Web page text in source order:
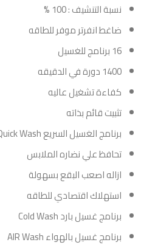
نسبة التنشيف : 100 %
ضاغط انفرتر موفر للطاقه
16 برنامج للغسيل
1400 دورة في الدقيقه
كفاءة تشغيل عاليه
تثبيت قائم بذاته
برنامج الغسيل السريع Quick Wash
تحافظ علي نضاره الملابس
ازاله اصعب البقع بسهولة
استهلاك اقتصادي للطاقه
برنامج غسيل بارد Cold Wash
برنامج غسيل بالهواء AIR Wash